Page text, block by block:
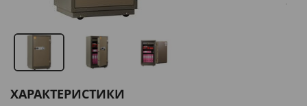
ХАРАКТЕРИСТИКИ